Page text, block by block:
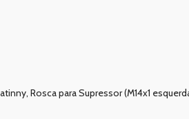
Rosca para Supressor (M14x1